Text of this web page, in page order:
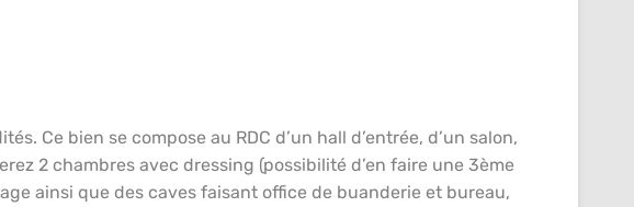
Ce bien se compose au RDC d’un hall d’entrée, d’un salon,
2 chambres avec dressing (possibilité d’en faire une 3ème
ainsi que des caves faisant office de buanderie et bureau,